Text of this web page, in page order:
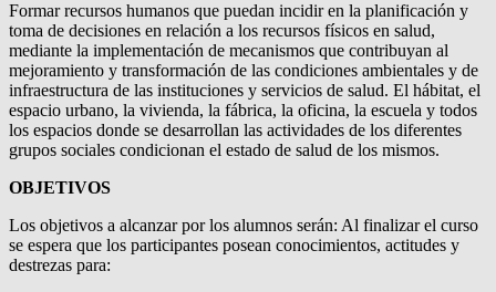
Formar recursos humanos que puedan incidir en la planificación y
toma de decisiones en relación a los recursos físicos en salud,
mediante la implementación de mecanismos que contribuyan al
mejoramiento y transformación de las condiciones ambientales y de
infraestructura de las instituciones y servicios de salud. El hábitat, el
espacio urbano, la vivienda, la fábrica, la oficina, la escuela y todos
los espacios donde se desarrollan las actividades de los diferentes
grupos sociales condicionan el estado de salud de los mismos.
OBJETIVOS
Los objetivos a alcanzar por los alumnos serán: Al finalizar el curso
se espera que los participantes posean conocimientos, actitudes y
destrezas para: